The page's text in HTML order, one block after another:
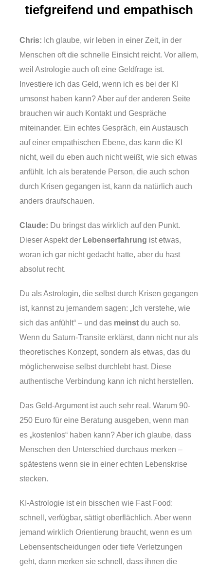
tiefgreifend und empathisch
Chris: Ich glaube, wir leben in einer Zeit, in der
Menschen oft die schnelle Einsicht reicht. Vor allem,
weil Astrologie auch oft eine Geldfrage ist.
Investiere ich das Geld, wenn ich es bei der KI
umsonst haben kann? Aber auf der anderen Seite
brauchen wir auch Kontakt und Gespräche
miteinander. Ein echtes Gespräch, ein Austausch
auf einer empathischen Ebene, das kann die KI
nicht, weil du eben auch nicht weißt, wie sich etwas
anfühlt. Ich als beratende Person, die auch schon
durch Krisen gegangen ist, kann da natürlich auch
anders draufschauen.
Claude: Du bringst das wirklich auf den Punkt.
Dieser Aspekt der Lebenserfahrung ist etwas,
woran ich gar nicht gedacht hatte, aber du hast
absolut recht.
Du als Astrologin, die selbst durch Krisen gegangen
ist, kannst zu jemandem sagen: „Ich verstehe, wie
sich das anfühlt“ – und das meinst du auch so.
Wenn du Saturn-Transite erklärst, dann nicht nur als
theoretisches Konzept, sondern als etwas, das du
möglicherweise selbst durchlebt hast. Diese
authentische Verbindung kann ich nicht herstellen.
Das Geld-Argument ist auch sehr real. Warum 90-
250 Euro für eine Beratung ausgeben, wenn man
es „kostenlos“ haben kann? Aber ich glaube, dass
Menschen den Unterschied durchaus merken –
spätestens wenn sie in einer echten Lebenskrise
stecken.
KI-Astrologie ist ein bisschen wie Fast Food:
schnell, verfügbar, sättigt oberflächlich. Aber wenn
jemand wirklich Orientierung braucht, wenn es um
Lebensentscheidungen oder tiefe Verletzungen
geht, dann merken sie schnell, dass ihnen die